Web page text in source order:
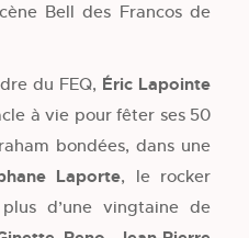
Bell des Francos de
du FEQ, Éric Lapointe
à vie pour fêter ses 50
bondées, dans une
Laporte, le rocker
d’une vingtaine de